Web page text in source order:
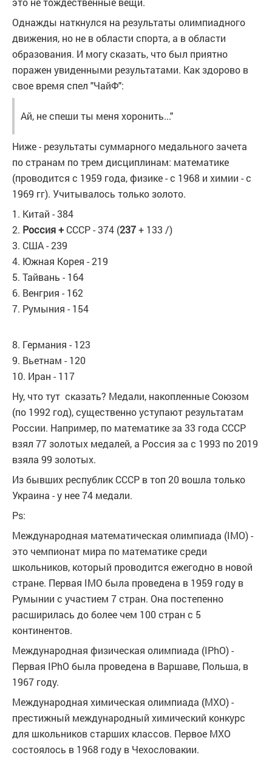
Однажды наткнулся на результаты олимпиадного
движения, но не в области спорта, а в области
образования. И могу сказать, что был приятно
поражен увиденными результатами. Как здорово в
свое время спел "ЧайФ":
Ай, не спеши ты меня хоронить..."
Ниже - результаты суммарного медального зачета
по странам по трем дисциплинам: математике
(проводится с 1959 года, физике - с 1968 и химии - с
1969 гг). Учитывалось только золото.
1. Китай - 384
2. Россия + СССР - 374 (237+ 133 /)
3. США - 239
4. Южная Корея - 219
5. Тайвань - 164
6. Венгрия - 162
7. Румыния - 154
8. Германия - 123
9. Вьетнам - 120
10. Иран - 117
Ну, что тут сказать? Медали, накопленные Союзом
(по 1992 год), существенно уступают результатам
России. Например, по математике за 33 года СССР
взял 77 золотых медалей, а Россия за с 1993 по 2019
взяла 99 золотых.
Из бывших республик СССР в топ 20 вошла только
Украина - у нее 74 медали.
Ps:
Международная математическая олимпиада (IMO) -
это чемпионат мира по математике среди
школьников, который проводится ежегодно в новой
стране. Первая IMO была проведена в 1959 году в
Румынии с участием 7 стран. Она постепенно
расширилась до более чем 100 стран с 5
континентов.
Международная физическая олимпиада (IPhO) -
Первая IPhO была проведена в Варшаве, Польша, в
1967 году.
Международная химическая олимпиада (МХО) -
престижный международный химический конкурс
для школьников старших классов. Первое МХО
состоялось в 1968 году в Чехословакии.